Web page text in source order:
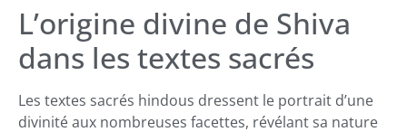
L’origine divine de Shiva
dans les textes sacrés
Les textes sacrés hindous dressent le portrait d’une
divinité aux nombreuses facettes, révélant sa nature